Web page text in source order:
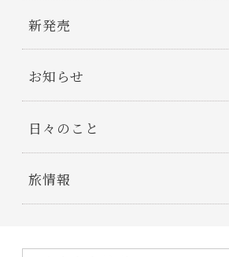
新発売
お知らせ
日々のこと
旅情報